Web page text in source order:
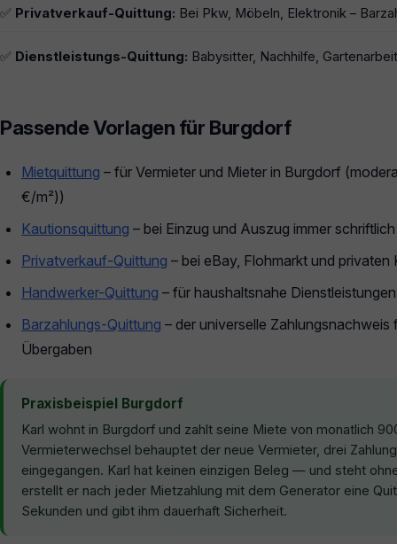
✅ Privatverkauf-Quittung: Bei Pkw, Möbeln, Elektronik –
✅ Dienstleistungs-Quittung: Babysitter, Nachhilfe,
Passende Vorlagen für Burgdorf
Mietquittung – für Vermieter und Mieter in Burgdorf
€/m²))
Kautionsquittung – bei Einzug und Auszug immer
Privatverkauf-Quittung – bei eBay, Flohmarkt und privaten
Handwerker-Quittung – für haushaltsnahe
Barzahlungs-Quittung – der universelle Zahlungsnachweis
Übergaben
Praxisbeispiel Burgdorf
Karl wohnt in Burgdorf und zahlt seine Miete von monatlich
Vermieterwechsel behauptet der neue Vermieter, drei
eingegangen. Karl hat keinen einzigen Beleg — und steht
erstellt er nach jeder Mietzahlung mit dem Generator eine
Sekunden und gibt ihm dauerhaft Sicherheit.